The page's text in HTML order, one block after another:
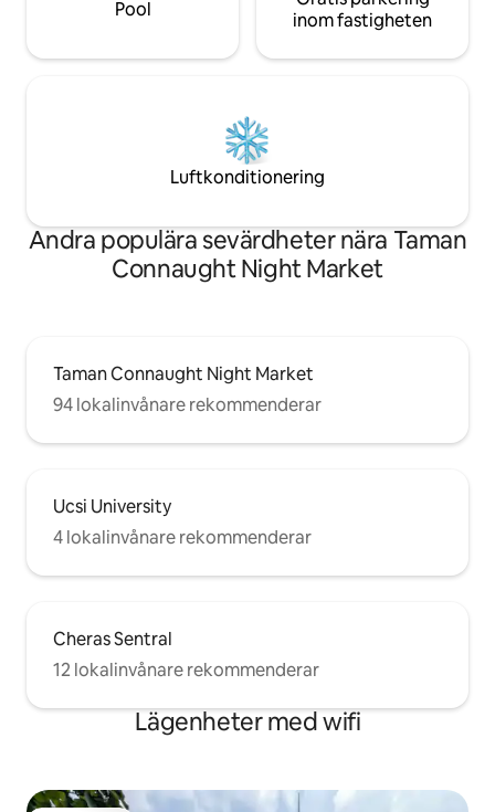
Pool
inom fastigheten
Luftkonditionering
Andra populära sevärdheter nära Taman
Connaught Night Market
Taman Connaught Night Market
94 lokalinvånare rekommenderar
Ucsi University
4 lokalinvånare rekommenderar
Cheras Sentral
12 lokalinvånare rekommenderar
Lägenheter med wifi